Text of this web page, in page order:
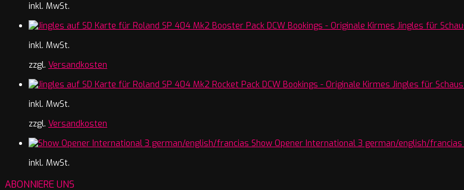
inkl. MwSt.
inkl. MwSt.
zzgl. Versandkosten
inkl. MwSt.
zzgl. Versandkosten
Show Opener International 3 german/english/francias
inkl. MwSt.
ABONNIERE UNS